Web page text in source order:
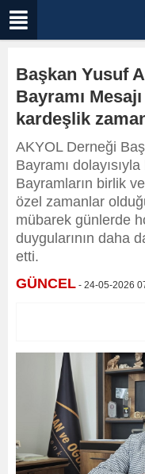
Başkan Yusuf
Bayramı
kardeşlik
AKYOL Derneği
Bayramı
Bayramların birlik
özel zamanlar
mübarek günlerde
duygularının daha
etti.
GÜNCEL - 24-05-2026